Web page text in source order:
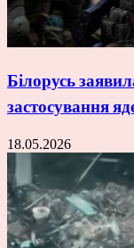
Білорусь
застосування
18.05.2026